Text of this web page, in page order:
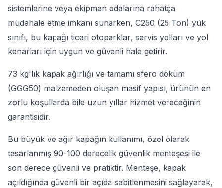
sistemlerine veya ekipman odalarına rahatça
müdahale etme imkanı sunarken, C250 (25 Ton) yük
sınıfı, bu kapağı ticari otoparklar, servis yolları ve yol
kenarları için uygun ve güvenli hale getirir.
73 kg'lık kapak ağırlığı ve tamamı sfero döküm
(GGG50) malzemeden oluşan masif yapısı, ürünün en
zorlu koşullarda bile uzun yıllar hizmet vereceğinin
garantisidir.
Bu büyük ve ağır kapağın kullanımı, özel olarak
tasarlanmış 90-100 derecelik güvenlik menteşesi ile
son derece güvenli ve pratiktir. Menteşe, kapak
açıldığında güvenli bir açıda sabitlenmesini sağlayarak,